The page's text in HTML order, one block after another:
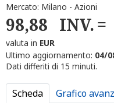
Mercato: Milano - Azioni
98,88 INV.
valuta in EUR
Ultimo aggiornamento: 04/
Dati differiti di 15 minuti.
Scheda Grafico